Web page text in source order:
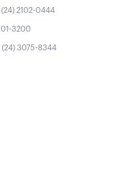
2102-0444
3200
(24) 3075-8344